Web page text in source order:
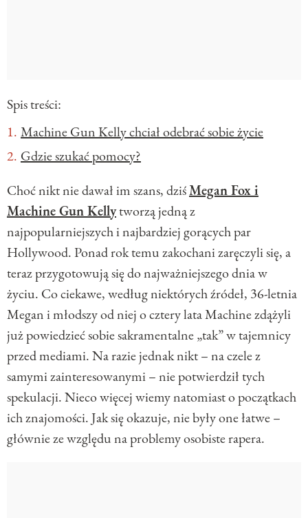
Spis treści:
Machine Gun Kelly chciał odebrać sobie życie
Gdzie szukać pomocy?
Choć nikt nie dawał im szans, dziśMegan Fox i
Machine Gun Kellytworzą jedną z
najpopularniejszych i najbardziej gorących par
Hollywood. Ponad rok temu zakochani zaręczyli się, a
teraz przygotowują się do najważniejszego dnia w
życiu. Co ciekawe, według niektórych źródeł, 36-letnia
Megan i młodszy od niej o cztery lata Machine zdążyli
już powiedzieć sobie sakramentalne „tak” w tajemnicy
przed mediami. Na razie jednak nikt – na czele z
samymi zainteresowanymi – nie potwierdził tych
spekulacji. Nieco więcej wiemy natomiast o początkach
ich znajomości. Jak się okazuje, nie były one łatwe –
głównie ze względu na problemy osobiste rapera.